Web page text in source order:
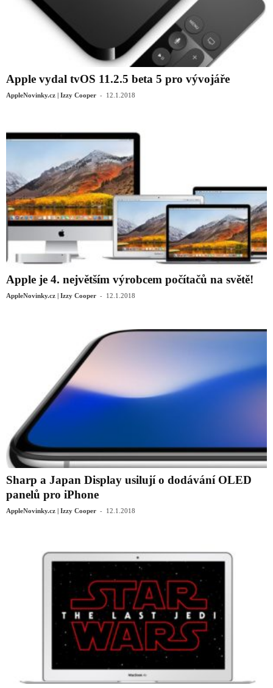
Apple vydal tvOS 11.2.5 beta 5 pro vývojáře
AppleNovinky.cz | Izzy Cooper - 12.1.2018
Apple je 4. největším výrobcem počítačů na světě!
AppleNovinky.cz | Izzy Cooper - 12.1.2018
Sharp a Japan Display usilují o dodávání OLED
panelů pro iPhone
AppleNovinky.cz | Izzy Cooper - 12.1.2018